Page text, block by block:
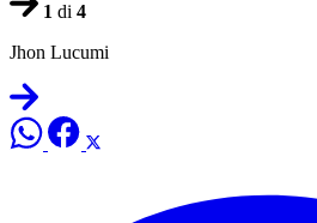
1 di 4
Jhon Lucumi